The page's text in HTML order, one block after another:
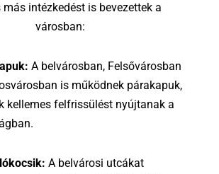
intézkedést is bevezettek a
városban:
A belvárosban, Felsővárosban
is működnek párakapuk,
kellemes felfrissülést nyújtanak a
A belvárosi utcákat